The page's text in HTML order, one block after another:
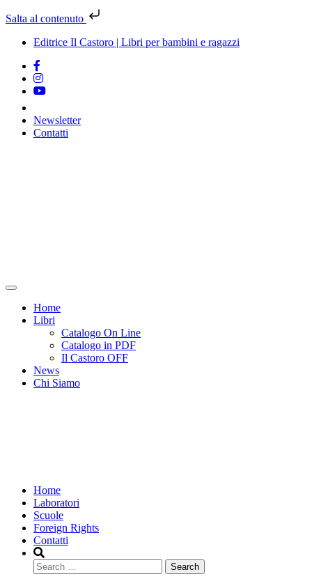
Salta al contenuto
Editrice Il Castoro | Libri per bambini e ragazzi
Newsletter
Contatti
Home
Libri
Catalogo On Line
Catalogo in PDF
Il Castoro OFF
News
Chi Siamo
Home
Laboratori
Scuole
Foreign Rights
Contatti
Search